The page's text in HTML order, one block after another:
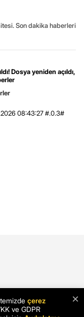
Son dakika haberleri
Dosya yeniden açıldı,
08:43:27 #.0.3#
×
çerez
ve GDPR